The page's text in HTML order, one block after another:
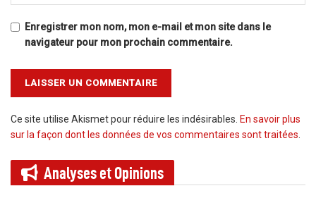
Enregistrer mon nom, mon e-mail et mon site dans le
navigateur pour mon prochain commentaire.
Ce site utilise Akismet pour réduire les indésirables. En savoir plus
sur la façon dont les données de vos commentaires sont traitées
Analyses etOpinions